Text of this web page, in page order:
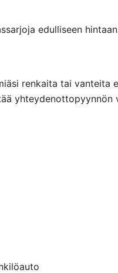
edulliseen
renkaita tai vanteita